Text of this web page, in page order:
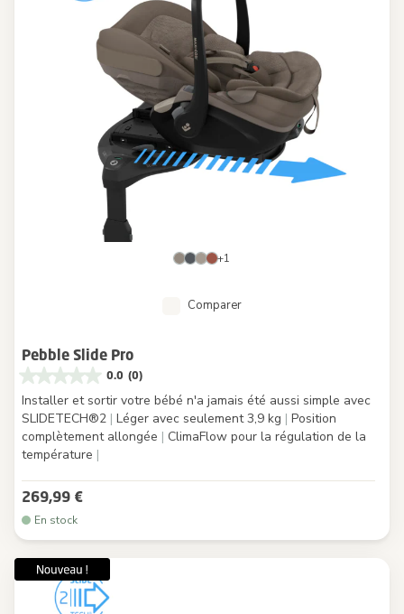
+1
Comparer
Pebble Slide Pro
0.0 (0)
Installer et sortir votre bébé n'a jamais été aussi simple avec
SLIDETECH®2 | Léger avec seulement 3,9 kg | Position
complètement allongée | ClimaFlow pour la régulation de la
température |
269,99 €
En stock